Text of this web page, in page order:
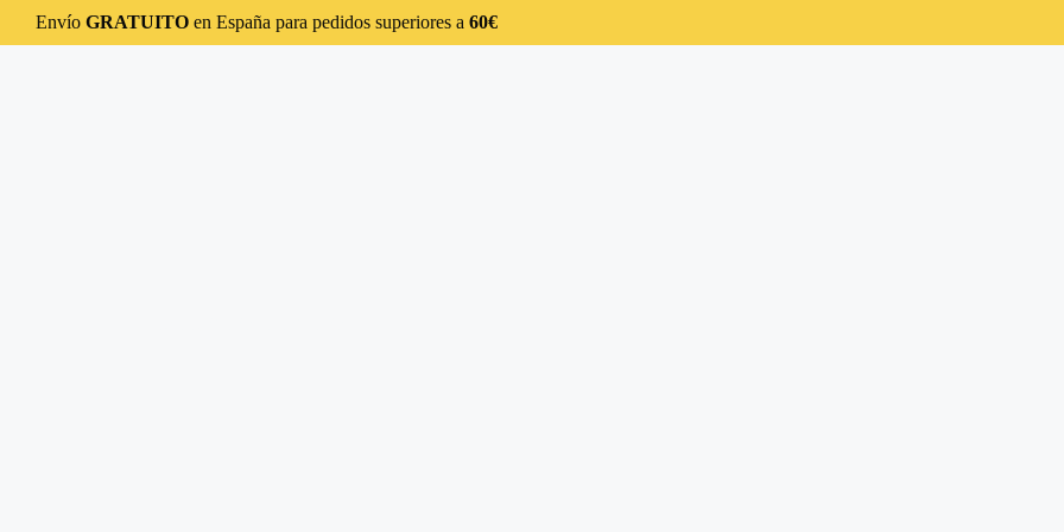
Envío GRATUITOen España para pedidos superiores a 60€